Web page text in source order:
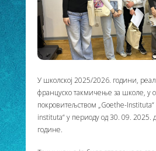
У школској 2025/2026. години,
француско такмичење за школе, у
покровитељством „Goethe-Instituta“
instituta“ у периоду од 30. 09. 2025.
године.